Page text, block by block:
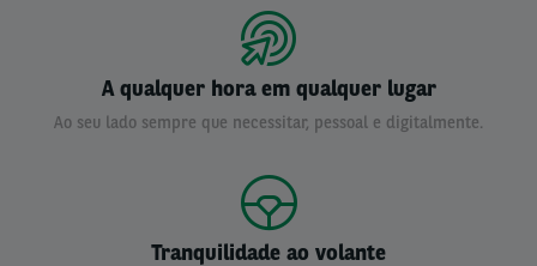
A qualquer hora em qualquer lugar
Ao seu lado sempre que necessitar, pessoal e digitalmente.
Tranquilidade ao volante